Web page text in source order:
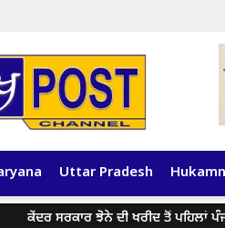
Uttar Pradesh
ਕੇਂਦਰ ਸਰਕਾਰ ਝੋਨੇ ਦੀ ਖਰੀਦ ਤੋਂ ਪਹਿਲਾਂ